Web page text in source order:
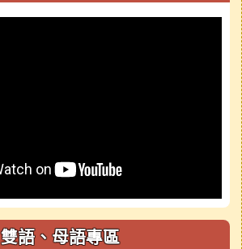
雙語、母語專區